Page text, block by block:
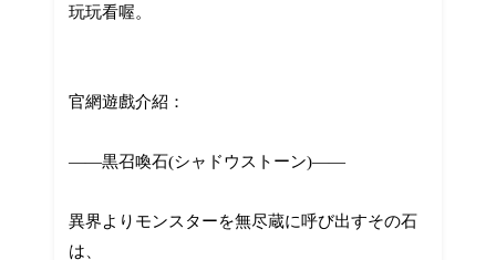
玩玩看喔。
官網遊戲介紹：
――黒召喚石(シャドウストーン)――
異界よりモンスターを無尽蔵に呼び出すその石
は、